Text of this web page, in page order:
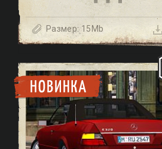
Размер: 15Mb